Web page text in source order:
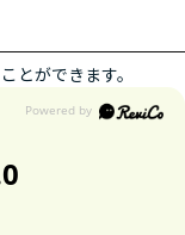
とができます。